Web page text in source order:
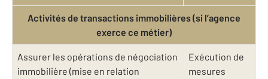
Activités de transactions immobilières (si l’agence
exerce ce métier)
Assurer les opérations de négociation
immobilière (mise en relation
Exécution de
mesures